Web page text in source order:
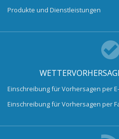
Produkte und Dienstleistungen
Einschreibung für Vorhersagen per
Einschreibung für Vorhersagen per